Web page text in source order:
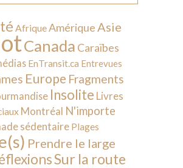
AfriqueAmérique Asie
Canada Caraïbes
EnTransit.ca Entrevues
Europe Fragments
Insolite Livres
Montréal N'importe
sédentaire Plages
Prendre le large
Sur la route